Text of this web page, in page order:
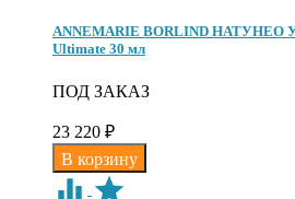
ANNEMARIE BORLIND НАТУНЕО
Ultimate 30 мл
ПОД ЗАКАЗ
23 220 ₽